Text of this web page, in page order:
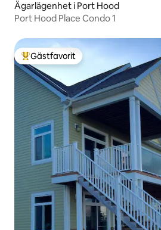
Ägarlägenhet i Port Hood
Port Hood Place Condo 1
Populär gästfavorit
Gästfavorit